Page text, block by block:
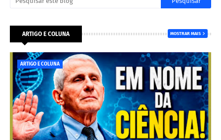
ARTIGO E COLUNA MOSTRAR MAIS
ARTIGO E COLUNA